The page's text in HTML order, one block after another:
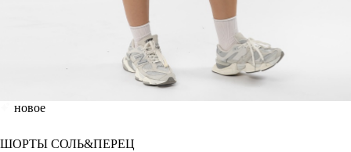
новое
ШОРТЫ СОЛЬ&ПЕРЕЦ